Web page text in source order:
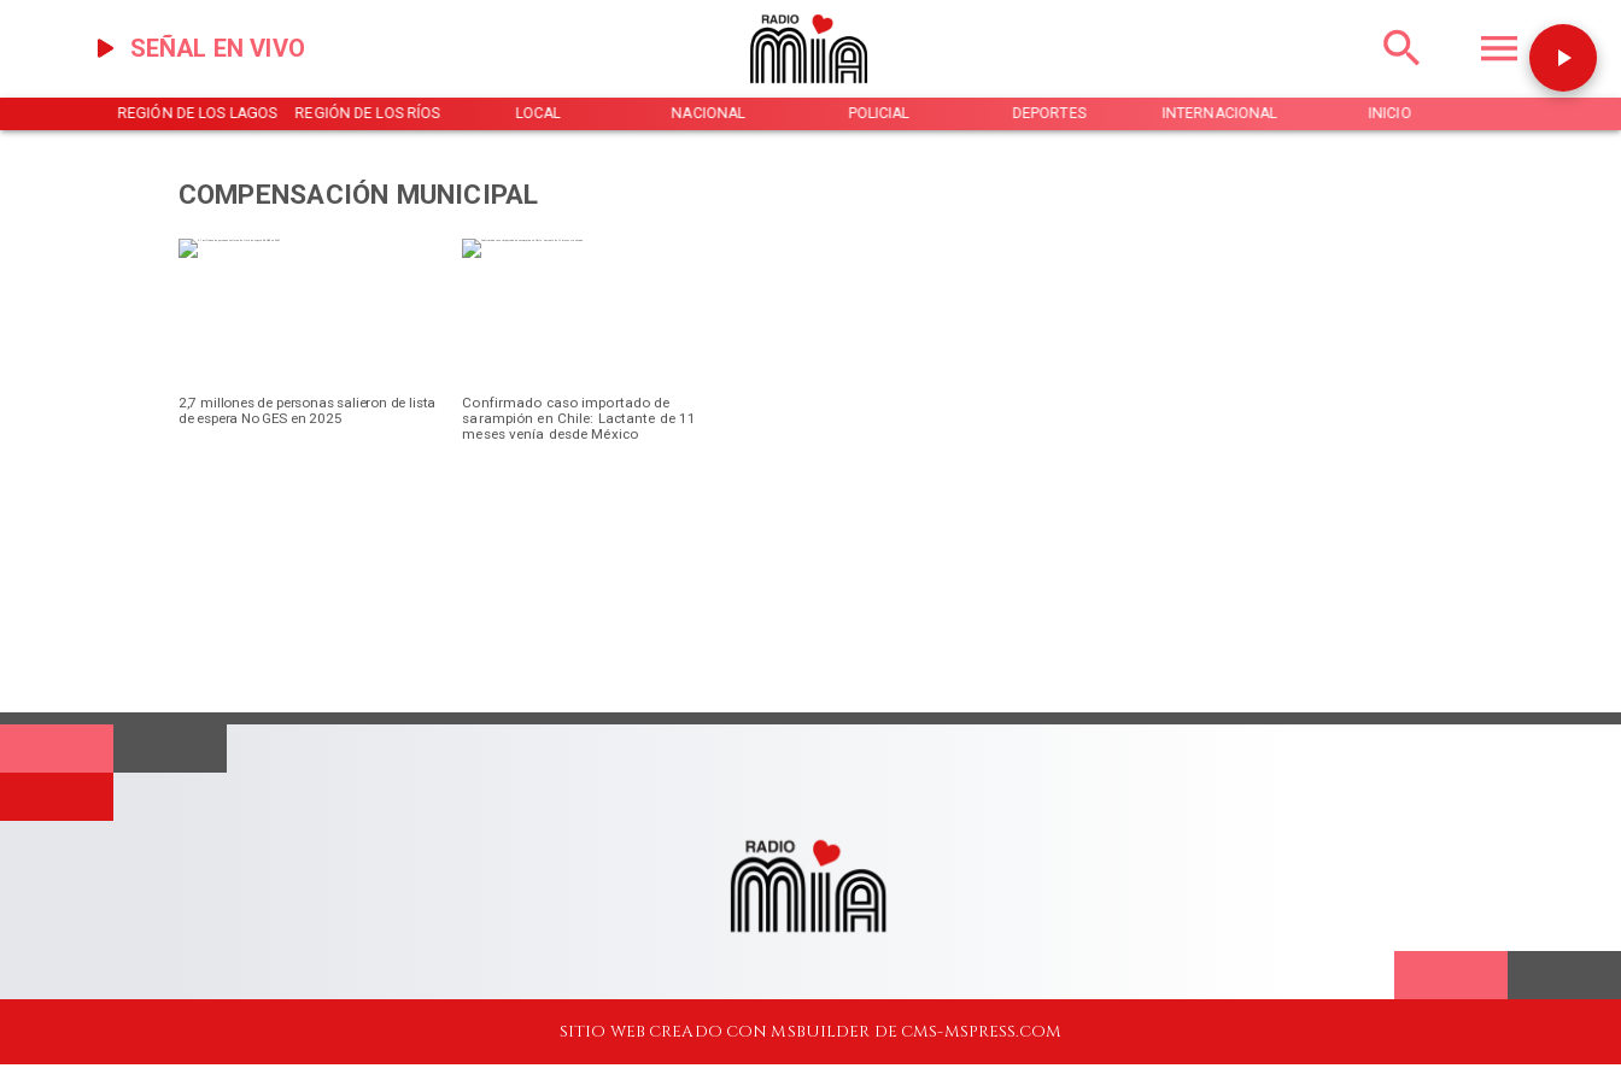
SEÑAL EN VIVO
REGIÓN DE LOS LAGOS REGIÓN DE LOS RÍOS LOCAL NACIONAL POLICIAL DEPORTES INTERNACIONAL INICIO
COMPENSACIÓN MUNICIPAL
2,7 millones de personas salieron de lista
de espera No GES en 2025
Confirmado caso importado de
sarampión en Chile: Lactante de 11
meses venía desde México
SITIO WEB CREADO CON MSBUILDER DE CMS-MSPRESS.COM